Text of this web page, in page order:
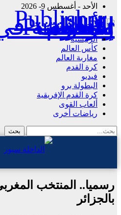
الأحد - أغسطس 9- 2026
Publisher - تغطية إخبارية لكافة الأحداث الرياضية في المغرب والعالم.
الرئيسية
كأس العالم
مغاربة العالم
كرة القدم
فيديو
البطولة برو
كرة القدم الإفريقية
ألعاب القوى
رياضات أخرى
بالجزائر